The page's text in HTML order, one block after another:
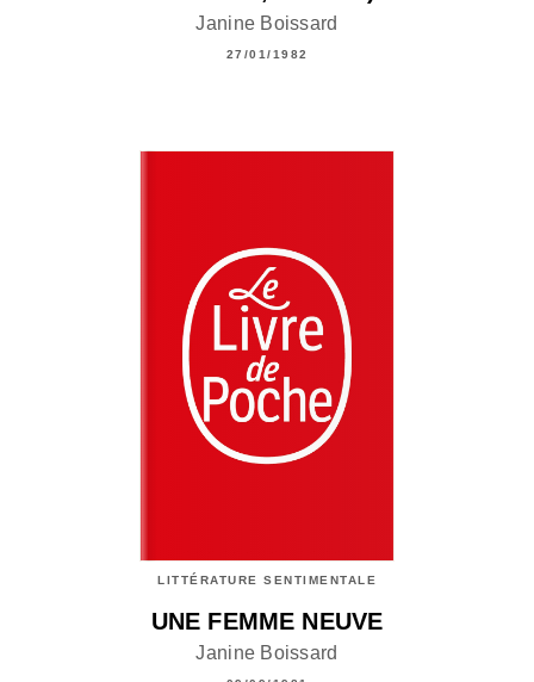
Janine Boissard
27/01/1982
LITTÉRATURE SENTIMENTALE
UNE FEMME NEUVE
Janine Boissard